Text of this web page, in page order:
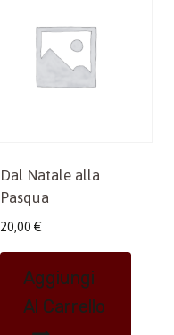
Dal Natale alla
Pasqua
20,00 €
Aggiungi
Al Carrello